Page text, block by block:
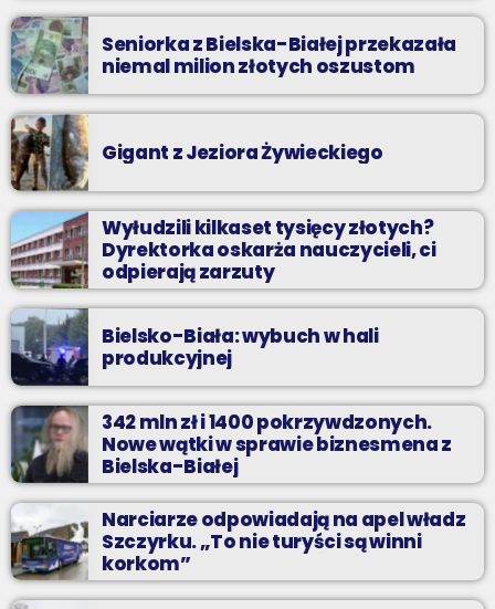
Seniorka z Bielska-Białej przekazała
niemal milion złotych oszustom
Gigant z Jeziora Żywieckiego
Wyłudzili kilkaset tysięcy złotych?
Dyrektorka oskarża nauczycieli, ci
odpierają zarzuty
Bielsko-Biała: wybuch w hali
produkcyjnej
342 mln zł i 1400 pokrzywdzonych.
Nowe wątki w sprawie biznesmena z
Bielska-Białej
Narciarze odpowiadają na apel władz
Szczyrku. „To nie turyści są winni
korkom”